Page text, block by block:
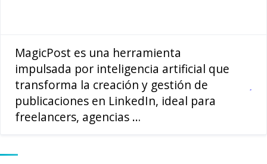
MagicPost es una herramienta
impulsada por inteligencia artificial que
transforma la creación y gestión de
publicaciones en LinkedIn, ideal para
freelancers, agencias …